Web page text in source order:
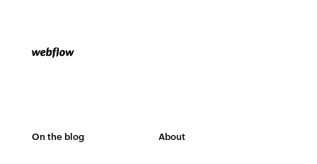
On the blog About